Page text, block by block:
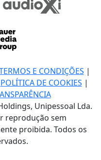
E CONDIÇÕES |
POLÍTICA DE COOKIES |
Unipessoal Lda.
reprodução sem
proibida. Todos os